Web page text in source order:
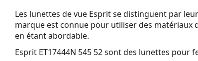
Les lunettes de vue Esprit se distinguent par
marque est connue pour utiliser des matériaux
en étant abordable.
Esprit ET17444N 545 52sont des lunettes pour